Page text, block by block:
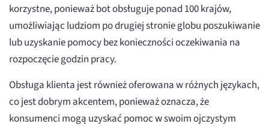
korzystne, ponieważ bot obsługuje ponad 100 krajów,
umożliwiając ludziom po drugiej stronie globu poszukiwanie
lub uzyskanie pomocy bez konieczności oczekiwania na
rozpoczęcie godzin pracy.
Obsługa klienta jest również oferowana w różnych językach,
co jest dobrym akcentem, ponieważ oznacza, że
konsumenci mogą uzyskać pomoc w swoim ojczystym